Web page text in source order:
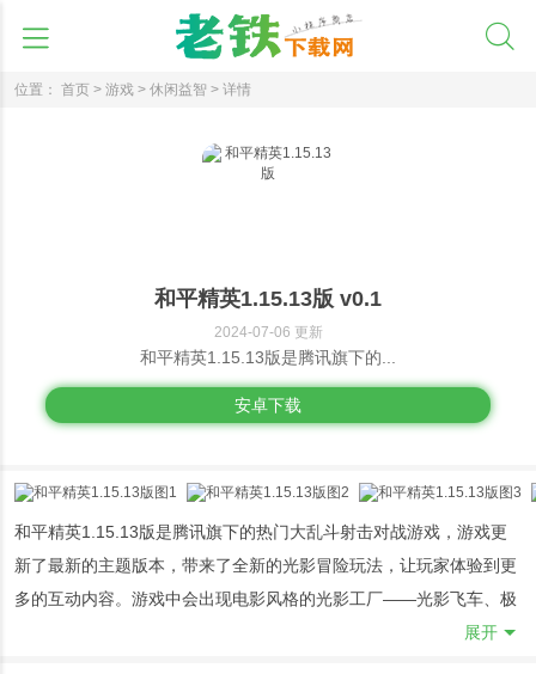
位置： 首页 > 游戏 > 休闲益智 > 详情
和平精英1.15.13版 v0.1
2024-07-06 更新
和平精英1.15.13版是腾讯旗下的...
安卓下载
和平精英1.15.13版是腾讯旗下的热门大乱斗射击对战游戏，游戏更
新了最新的主题版本，带来了全新的光影冒险玩法，让玩家体验到更
多的互动内容。 游戏中会出现电影风格的光影工厂——光影飞车、极
限滑道、威亚、蹦床等多种互动内容蕴含其中，还有最新的战斗道具
展开